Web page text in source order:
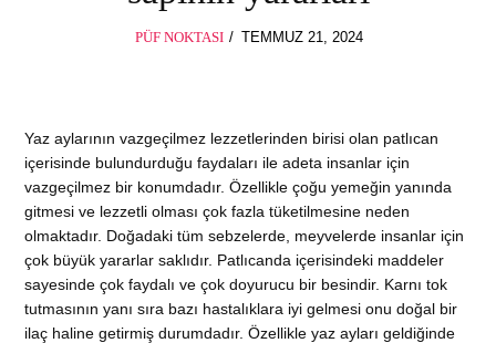
PÜF NOKTASI
POSTED
TEMMUZ 21, 2024
Yaz aylarının vazgeçilmez lezzetlerinden birisi olan patlıcan
içerisinde bulundurduğu faydaları ile adeta insanlar için
vazgeçilmez bir konumdadır. Özellikle çoğu yemeğin yanında
gitmesi ve lezzetli olması çok fazla tüketilmesine neden
olmaktadır. Doğadaki tüm sebzelerde, meyvelerde insanlar için
çok büyük yararlar saklıdır. Patlıcanda içerisindeki maddeler
sayesinde çok faydalı ve çok doyurucu bir besindir. Karnı tok
tutmasının yanı sıra bazı hastalıklara iyi gelmesi onu doğal bir
ilaç haline getirmiş durumdadır. Özellikle yaz ayları geldiğinde